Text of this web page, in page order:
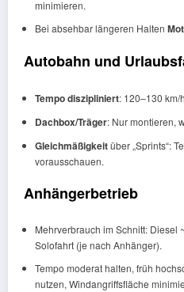
minimieren.
Bei absehbar längeren Halten
Autobahn und
Tempo diszipliniert: 120–130 km/
Dachbox/Träger: Nur montieren,
Gleichmäßigkeitüber „Sprints“:
vorausschauen.
Anhängerbetrieb
Mehrverbrauch im Schnitt: Diesel ~
Solofahrt (je nach Anhänger).
Tempo moderat halten, früh
nutzen, Windangriffsfläche